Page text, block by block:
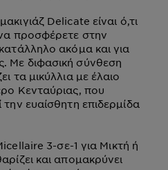
Delicate είναι ό,τι
προσφέρετε στην
ακόμα και για
Με διφασική σύνθεση
τα μικύλλια με έλαιο
Κενταύριας, που
την ευαίσθητη επιδερμίδα
3-σε-1 για Μικτή ή
και απομακρύνει